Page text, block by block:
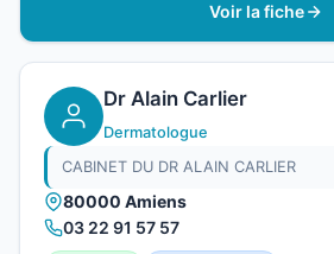
Voir la fiche
Dr Alain Carlier
Dermatologue
CABINET DU DR ALAIN CARLIER
80000 Amiens
03 22 91 57 57